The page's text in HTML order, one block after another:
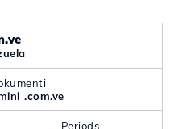
.com.ve
Periods